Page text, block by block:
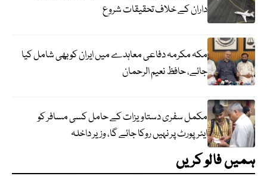
داران کے خلاف تحقیقات شروع
مکہ مکرمہ دفاعی معاہدے میں ایران کو بھی شامل کیا
جائے، حافظ نعیم الرحمان
مکمل سفری دستاویزات کے حامل کسی مسافر کو
ایئرپورٹ پر نہیں روکا جائے گا، وزیر داخلہ
ہمیں فالو کریں